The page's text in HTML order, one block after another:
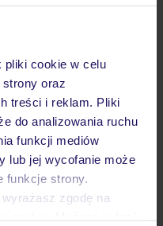
pliki cookie w celu
oraz
treści i reklam. Pliki
do analizowania ruchu
funkcji mediów
lub jej wycofanie może
funkcje strony.
zgodę na